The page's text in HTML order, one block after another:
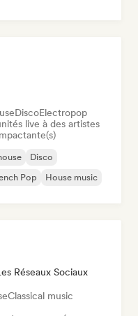
DiscoElectropop
live à des artistes
Disco
Pop House music
Réseaux Sociaux
Classical music